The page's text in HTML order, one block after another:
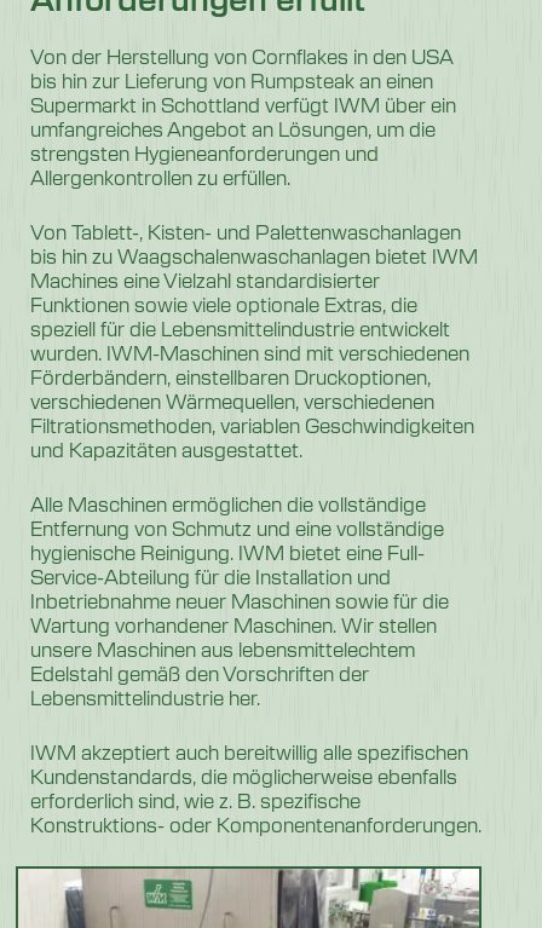
Von der Herstellung von Cornflakes in den USA
bis hin zur Lieferung von Rumpsteak an einen
Supermarkt in Schottland verfügt IWM über ein
umfangreiches Angebot an Lösungen, um die
strengsten Hygieneanforderungen und
Allergenkontrollen zu erfüllen.
Von Tablett-, Kisten- und Palettenwaschanlagen
bis hin zu Waagschalenwaschanlagen bietet IWM
Machines eine Vielzahl standardisierter
Funktionen sowie viele optionale Extras, die
speziell für die Lebensmittelindustrie entwickelt
wurden. IWM-Maschinen sind mit verschiedenen
Förderbändern, einstellbaren Druckoptionen,
verschiedenen Wärmequellen, verschiedenen
Filtrationsmethoden, variablen Geschwindigkeiten
und Kapazitäten ausgestattet.
Alle Maschinen ermöglichen die vollständige
Entfernung von Schmutz und eine vollständige
hygienische Reinigung. IWM bietet eine Full-
Service-Abteilung für die Installation und
Inbetriebnahme neuer Maschinen sowie für die
Wartung vorhandener Maschinen. Wir stellen
unsere Maschinen aus lebensmittelechtem
Edelstahl gemäß den Vorschriften der
Lebensmittelindustrie her.
IWM akzeptiert auch bereitwillig alle spezifischen
Kundenstandards, die möglicherweise ebenfalls
erforderlich sind, wie z. B. spezifische
Konstruktions- oder Komponentenanforderungen.